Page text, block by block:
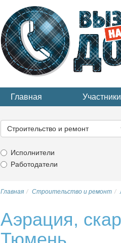
Главная Участники
категорию...
Строительство и ремонт
Исполнители
Работодатели
Главная Строительство и ремонт
Аэрация,